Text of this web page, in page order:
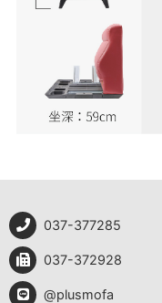
037-377285
037-372928
@plusmofa